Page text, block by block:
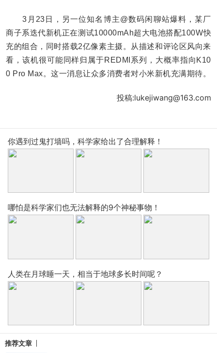
3月23日，另一位知名博主@数码闲聊站爆料，某厂
商子系迭代新机正在测试10000mAh超大电池搭配100W快
充的组合，同时搭载2亿像素主摄。从描述和评论区风向来
看，该机很可能同样归属于REDMI系列，大概率指向K10
0 Pro Max。这一消息让众多消费者对小米新机充满期待。
投稿:lukejiwang@163.com
你遇到过鬼打墙吗，科学家给出了合理解释！
哪怕是科学家们也无法解释的9个神秘事物！
人类在月球睡一天，相当于地球多长时间呢？
推荐文章